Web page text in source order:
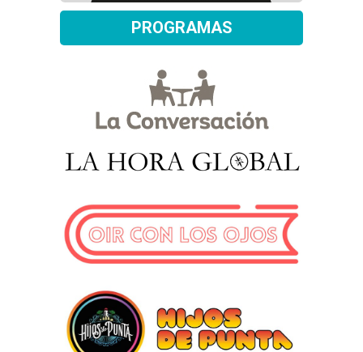
PROGRAMAS